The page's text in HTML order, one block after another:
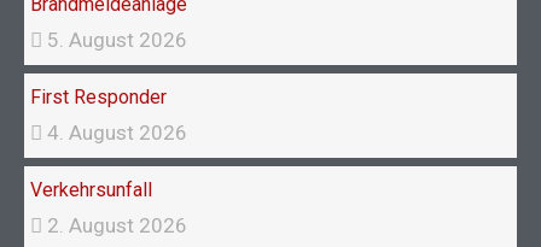
5. August 2026
First Responder
4. August 2026
Verkehrsunfall
2. August 2026